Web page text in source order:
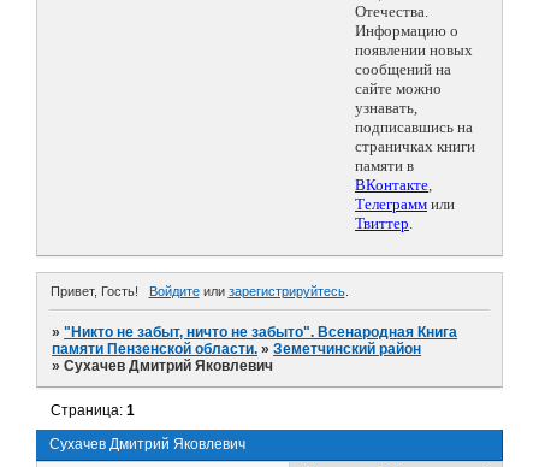
Отечества.
Информацию о
появлении новых
сообщений на
сайте можно
узнавать,
подписавшись на
страничках книги
памяти в
ВКонтакте,
Телеграмм или
Твиттер.
Привет, Гость! Войдитеили зарегистрируйтесь.
»"Никто не забыт, ничто не забыто". Всенародная Книга
памяти Пензенской области. »Земетчинский район
»Сухачев Дмитрий Яковлевич
Сухачев Дмитрий Яковлевич
Страница:1